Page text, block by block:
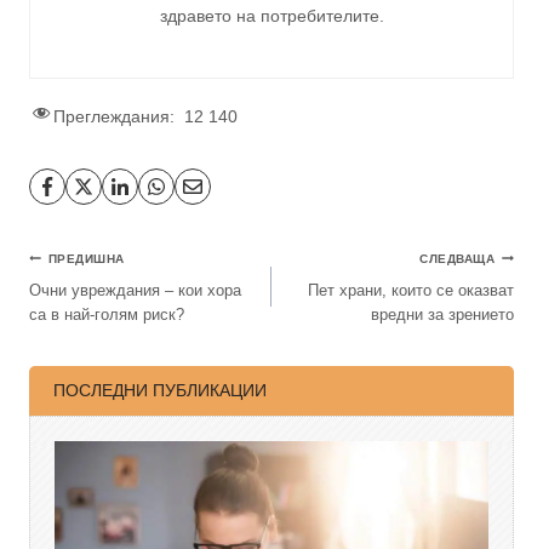
здравето на потребителите
Преглеждания: 12 140
ПРЕДИШНА
Очни увреждания – кои хора
са в най-голям риск?
СЛЕДВАЩА
Пет храни, които се оказват
вредни за зрението
ПОСЛЕДНИ ПУБЛИКАЦИИ